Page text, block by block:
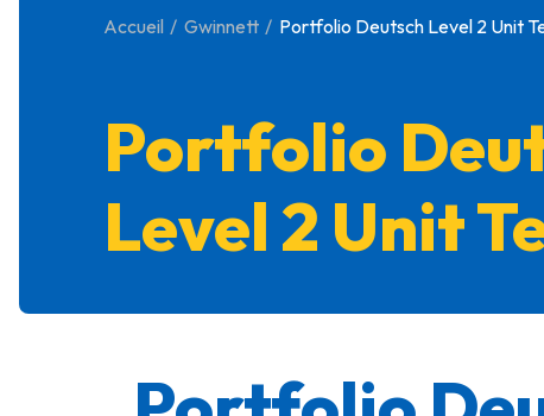
Accueil Gwinnett Portfolio Deutsch Level 2 Unit
Portfolio
Level 2 Unit